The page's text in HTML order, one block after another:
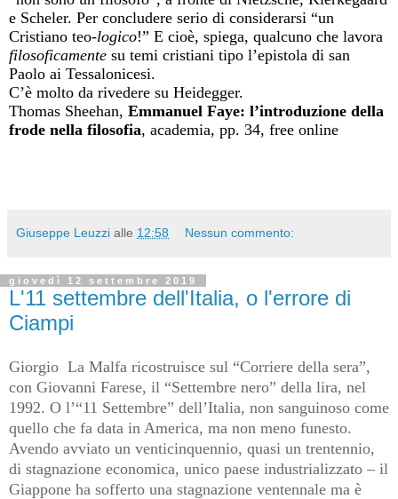
e Scheler. Per concludere serio di considerarsi “un
Cristiano teo-logico!” E cioè, spiega, qualcuno che lavora
filosoficamente su temi cristiani tipo l’epistola di san
Paolo ai Tessalonicesi.
C’è molto da rivedere su Heidegger.
Thomas Sheehan, Emmanuel Faye: l’introduzione della
frode nella filosofia, academia, pp. 34, free online
Giuseppe Leuzzi alle 12:58 Nessun commento:
giovedì 12 settembre 2019
L'11 settembre dell'Italia, o l'errore di
Ciampi
Giorgio La Malfa ricostruisce sul “Corriere della sera”,
con Giovanni Farese, il “Settembre nero” della lira, nel
1992. O l’“11 Settembre” dell’Italia, non sanguinoso come
quello che fa data in America, ma non meno funesto.
Avendo avviato un venticinquennio, quasi un trentennio,
di stagnazione economica, unico paese industrializzato – il
Giappone ha sofferto una stagnazione ventennale ma è